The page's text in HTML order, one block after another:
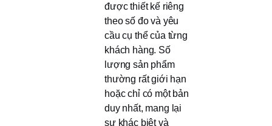
được thiết kế riêng
theo số đo và yêu
cầu cụ thể của từng
khách hàng. Số
lượng sản phẩm
thường rất giới hạn
hoặc chỉ có một bản
duy nhất, mang lại
sự khác biệt và